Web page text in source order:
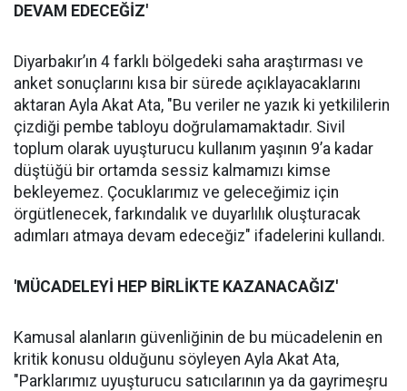
DEVAM EDECEĞİZ'
Diyarbakır’ın 4 farklı bölgedeki saha araştırması ve
anket sonuçlarını kısa bir sürede açıklayacaklarını
aktaran Ayla Akat Ata, "Bu veriler ne yazık ki yetkililerin
çizdiği pembe tabloyu doğrulamamaktadır. Sivil
toplum olarak uyuşturucu kullanım yaşının 9’a kadar
düştüğü bir ortamda sessiz kalmamızı kimse
bekleyemez. Çocuklarımız ve geleceğimiz için
örgütlenecek, farkındalık ve duyarlılık oluşturacak
adımları atmaya devam edeceğiz" ifadelerini kullandı.
'MÜCADELEYİ HEP BİRLİKTE KAZANACAĞIZ'
Kamusal alanların güvenliğinin de bu mücadelenin en
kritik konusu olduğunu söyleyen Ayla Akat Ata,
"Parklarımız uyuşturucu satıcılarının ya da gayrimeşru